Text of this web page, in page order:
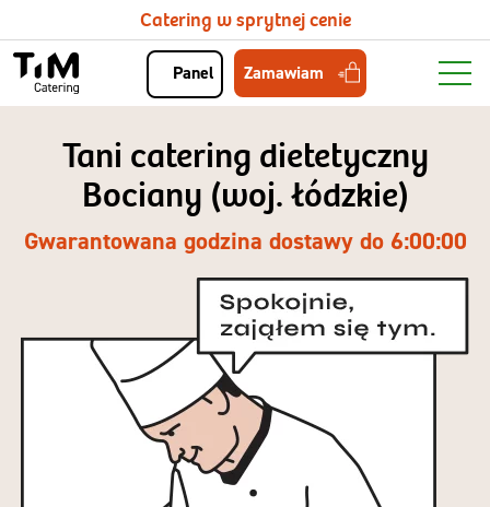
Catering w sprytnej cenie
Panel Zamawiam
Tani catering dietetyczny
Bociany (woj. łódzkie)
Gwarantowana godzina dostawy do 6:00:00